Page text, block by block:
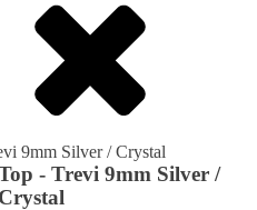
9mm Silver / Crystal
- Trevi 9mm Silver /
Crystal